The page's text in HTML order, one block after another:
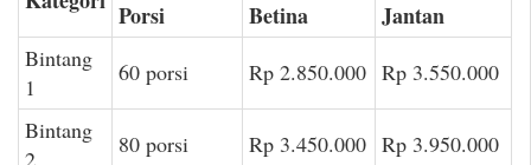
Porsi
Betina
Jantan
Bintang
1
60 porsi Rp 2.850.000 Rp 3.550.000
Bintang
2
80 porsi Rp 3.450.000 Rp 3.950.000